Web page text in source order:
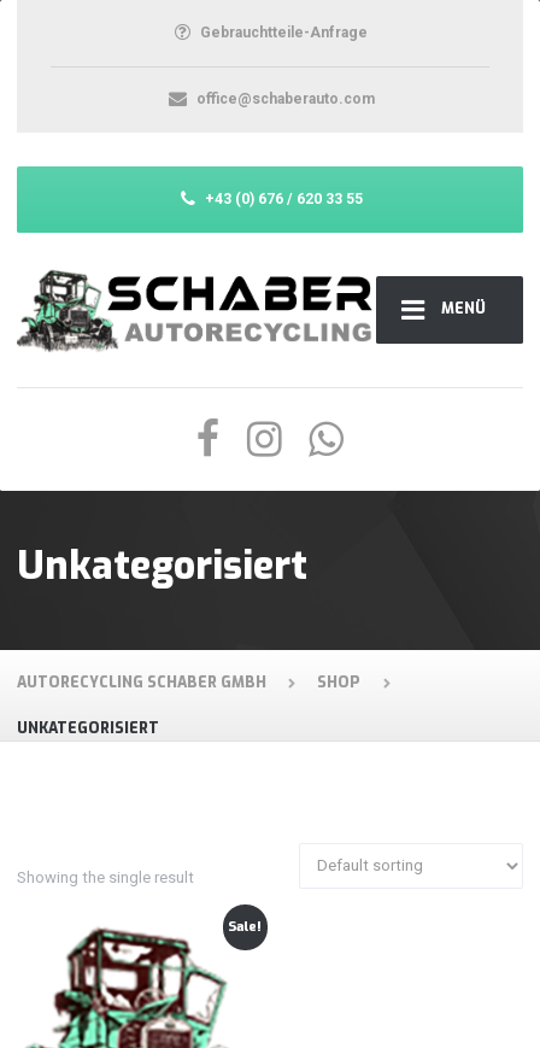
MENÜ
Gebrauchtteile-Anfrage
office@schaberauto.com
+43 (0) 676 / 620 33 55
Unkategorisiert
AUTORECYCLING SCHABER GMBH SHOP
UNKATEGORISIERT
Showing the single result
Sale!